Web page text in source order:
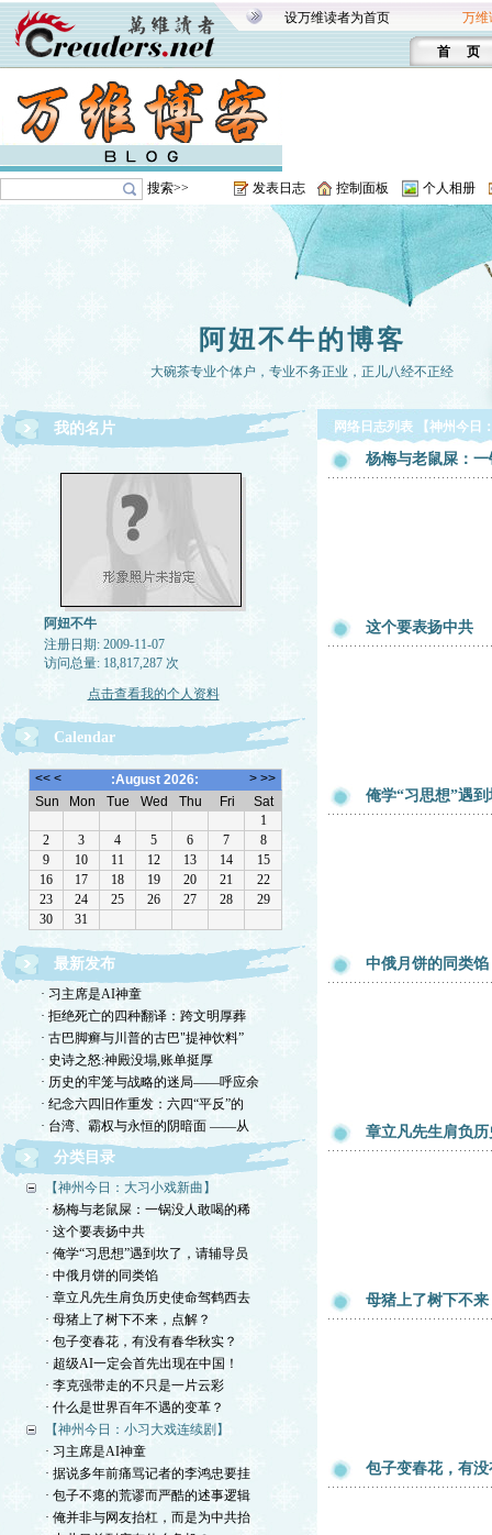
设万维读者为首页 万维
首 页
搜索>> 发表日志 控制面板 个人相册
阿妞不牛的博客
大碗茶专业个体户，专业不务正业，正儿八经不正经
我的名片
阿妞不牛
注册日期: 2009-11-07
访问总量: 18,817,287 次
点击查看我的个人资料
Calendar
最新发布
· 习主席是AI神童
· 拒绝死亡的四种翻译：跨文明厚葬
· 古巴脚癣与川普的古巴"提神饮料”
· 史诗之怒:神殿没塌,账单挺厚
· 历史的牢笼与战略的迷局——呼应余
· 纪念六四旧作重发：六四“平反”的
· 台湾、霸权与永恒的阴暗面 ——从
分类目录
【神州今日：大习小戏新曲】
· 杨梅与老鼠屎：一锅没人敢喝的稀
· 这个要表扬中共
· 俺学“习思想”遇到坎了，请辅导员
· 中俄月饼的同类馅
· 章立凡先生肩负历史使命驾鹤西去
· 母猪上了树下不来，点解？
· 包子变春花，有没有春华秋实？
· 超级AI一定会首先出现在中国！
· 李克强带走的不只是一片云彩
· 什么是世界百年不遇的变革？
【神州今日：小习大戏连续剧】
· 习主席是AI神童
· 据说多年前痛骂记者的李鸿忠要挂
· 包子不瘪的荒谬而严酷的述事逻辑
· 俺并非与网友抬杠，而是为中共抬
网络日志列表 【神州今日
杨梅与老鼠屎：
这个要表扬中共
俺学“习思想”遇
中俄月饼的同类馅
章立凡先生肩负
母猪上了树下不
包子变春花，有